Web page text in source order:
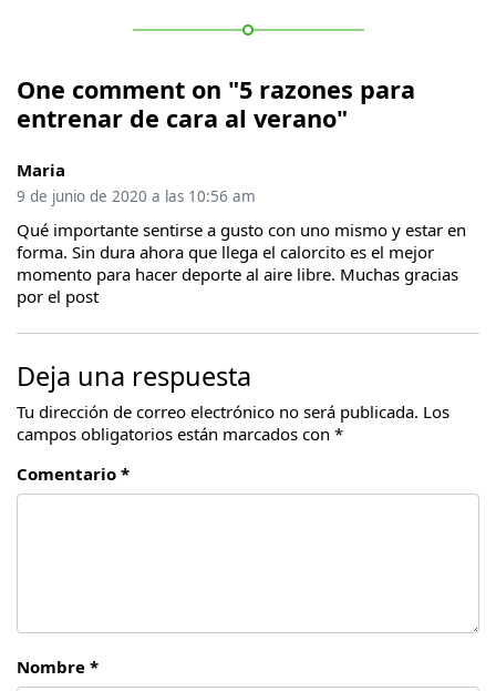
One comment on "5 razones para
entrenar de cara al verano"
Maria
9 de junio de 2020 a las 10:56 am
Qué importante sentirse a gusto con uno mismo y estar en
forma. Sin dura ahora que llega el calorcito es el mejor
momento para hacer deporte al aire libre. Muchas gracias
por el post
Deja una respuesta
Tu dirección de correo electrónico no será publicada. Los
campos obligatorios están marcados con *
Comentario *
Nombre *